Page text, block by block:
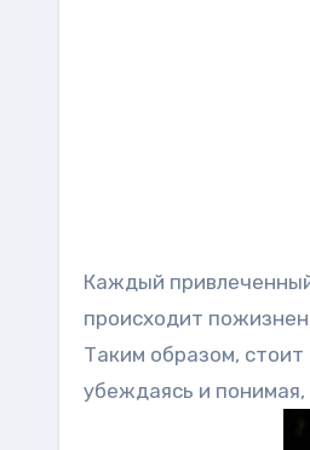
Каждый
происходит
Таким образом,
убеждаясь и понимая,